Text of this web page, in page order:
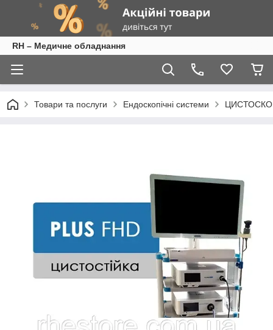
RH – Медичне обладнання
Товари та послуги Ендоскопічні системи